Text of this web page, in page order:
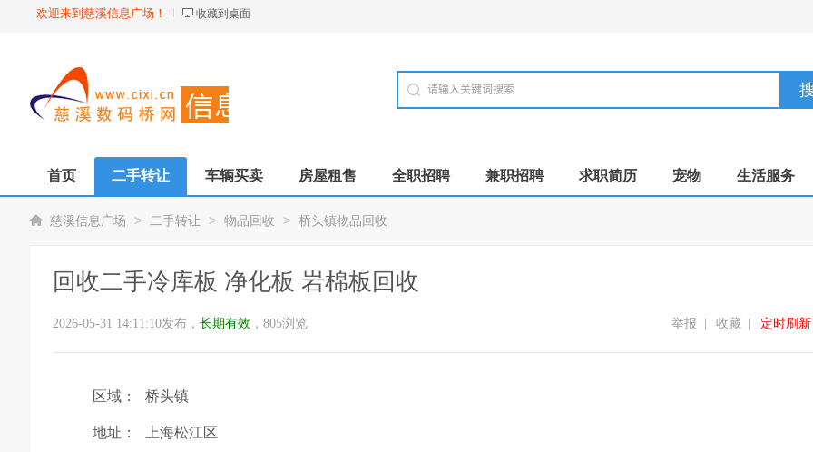
欢迎来到慈溪信息广场！ 收藏到桌面
首页 二手转让 车辆买卖 房屋租售 全职招聘 兼职招聘 求职简历 宠物 生活服务
慈溪信息广场 > 二手转让 > 物品回收 > 桥头镇物品回收
回收二手冷库板 净化板 岩棉板回收
2026-05-31 14:11:10发布， 长期有效 ，805浏览 定时刷新
收藏
举报
区域： 桥头镇
地址： 上海松江区